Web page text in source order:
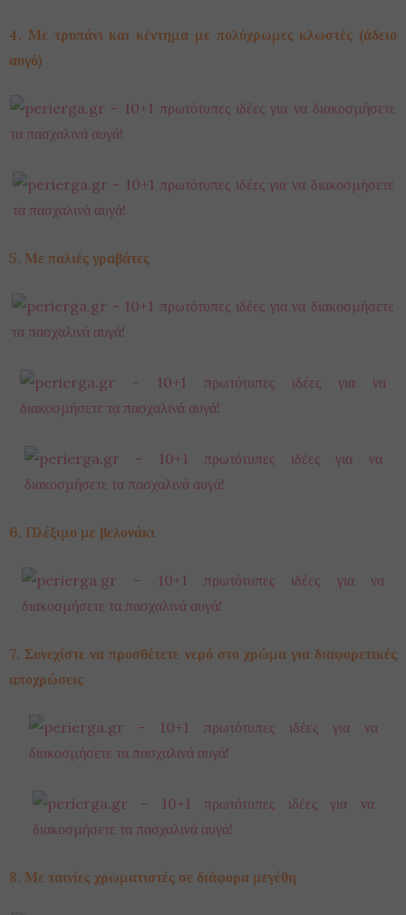
4. Με τρυπάνι και κέντημα με πολύχρωμες κλωστές (άδειο
αυγό)
5. Με παλιές γραβάτες
6. Πλέξιμο με βελονάκι
7. Συνεχίστε να προσθέτετε νερό στο χρώμα για διαφορετικές
αποχρώσεις
8. Με ταινίες χρωματιστές σε διάφορα μεγέθη